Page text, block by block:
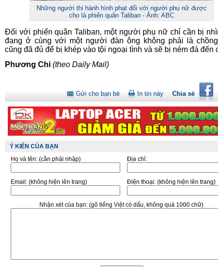
Những người thi hành hình phạt đối với người phụ nữ được
cho là phiến quân Taliban - Ảnh: ABC
Đối với phiến quân Taliban, một người phụ nữ chỉ cần bị
đang ở cùng với một người đàn ông không phải là
cũng đã đủ để bị khép vào tội ngoại tình và sẽ bị ném đá đến
Phương Chi (theo Daily Mail)
Chia sẻ
In tin này
Gửi cho bạn bè
Ý KIẾN CỦA BẠN
Họ và tên: (cần phải nhập) Địa chỉ:
Email: (không hiện lên trang) Điện thoại: (không hiện lên trang)
Nhận xét của bạn:(gõ tiếng Việt có dấu, không quá 1000 chữ)